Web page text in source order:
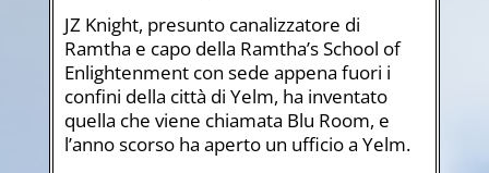
JZ Knight, presunto canalizzatore di
Ramtha e capo della Ramtha’s School of
Enlightenment con sede appena fuori i
confini della città di Yelm, ha inventato
quella che viene chiamata Blu Room, e
l’anno scorso ha aperto un ufficio a Yelm.